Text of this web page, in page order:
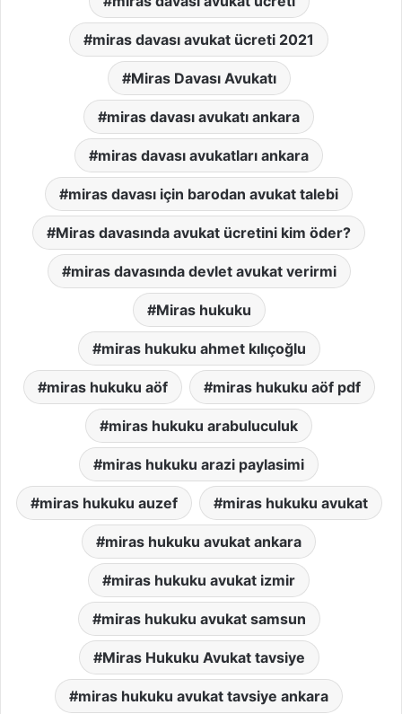
miras davası avukat ücreti 2021
Miras Davası Avukatı
miras davası avukatı ankara
miras davası avukatları ankara
miras davası için barodan avukat talebi
Miras davasında avukat ücretini kim öder?
miras davasında devlet avukat verirmi
Miras hukuku
miras hukuku ahmet kılıçoğlu
miras hukuku aöf miras hukuku aöf pdf
miras hukuku arabuluculuk
miras hukuku arazi paylasimi
miras hukuku auzef miras hukuku avukat
miras hukuku avukat ankara
miras hukuku avukat izmir
miras hukuku avukat samsun
Miras Hukuku Avukat tavsiye
miras hukuku avukat tavsiye ankara